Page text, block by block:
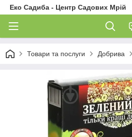
Еко Садиба - Центр Садових Мрій
Товари та послуги Добрива